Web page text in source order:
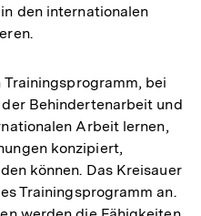
den internationalen
bei
Behindertenarbeit und
Arbeit lernen,
konzipiert,
können. Das Kreisauer
Trainingsprogramm an.